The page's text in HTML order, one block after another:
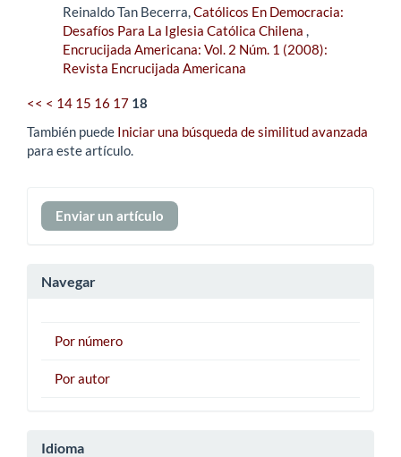
Reinaldo Tan Becerra,Católicos En Democracia:
Desafíos Para La Iglesia Católica Chilena ,
Encrucijada Americana: Vol. 2 Núm. 1 (2008):
Revista Encrucijada Americana
<< < 14 15 16 17 18
También puede Iniciar una búsqueda de similitud avanzada
para este artículo.
Enviar
un
Enviar un artículo
Navegar
Por número
Por autor
Idioma